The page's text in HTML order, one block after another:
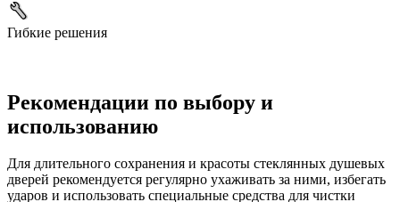
Гибкие решения
Рекомендации по выбору и
использованию
Для длительного сохранения и красоты стеклянных душевых
дверей рекомендуется регулярно ухаживать за ними, избегать
ударов и использовать специальные средства для чистки